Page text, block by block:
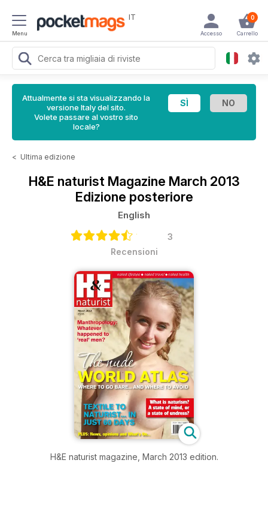
Menu
IT 0
Carrello
Accesso
Attualmente si sta visualizzando la
versione Italy del sito.
Volete passare al vostro sito
locale?
< Ultima edizione
H&E naturist Magazine March 2013
Edizione posteriore
English
3
Recensioni
H&E naturist magazine, March 2013 edition.